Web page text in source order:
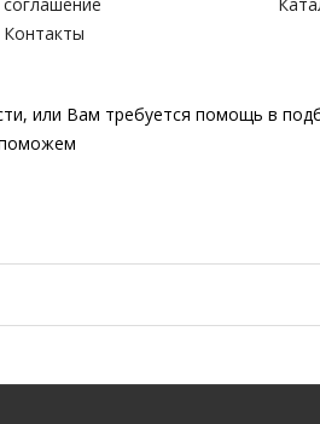
Контакты
или Вам требуется помощь в